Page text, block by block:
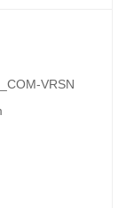
VRSN